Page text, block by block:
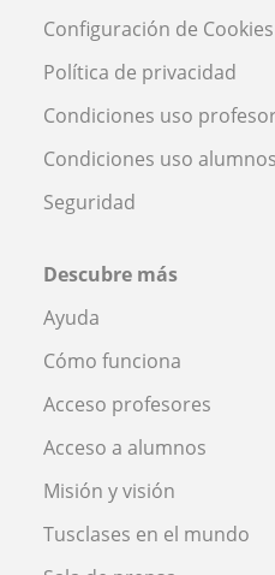
Configuración de Cookies
Política de privacidad
Condiciones uso
Condiciones uso alumnos
Seguridad
Descubre más
Ayuda
Cómo funciona
Acceso profesores
Acceso a alumnos
Misión y visión
Tusclases en el mundo